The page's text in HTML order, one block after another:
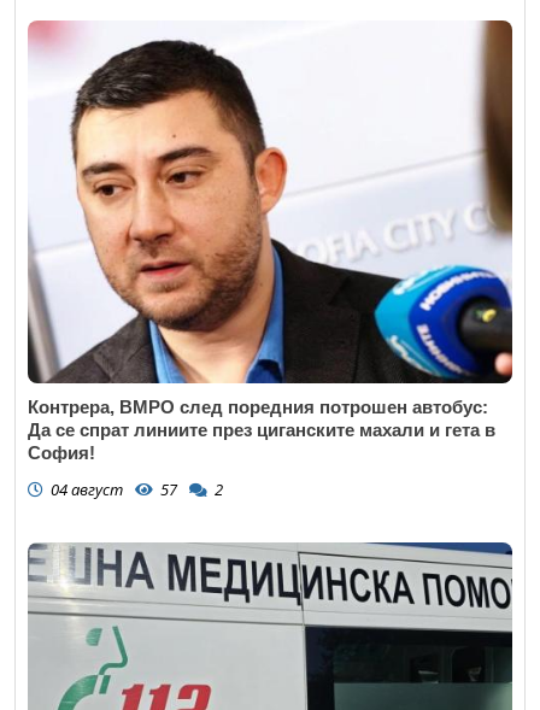
Контрера, ВМРО след поредния потрошен автобус:
Да се спрат линиите през циганските махали и гета в
София!
04 август 57 2